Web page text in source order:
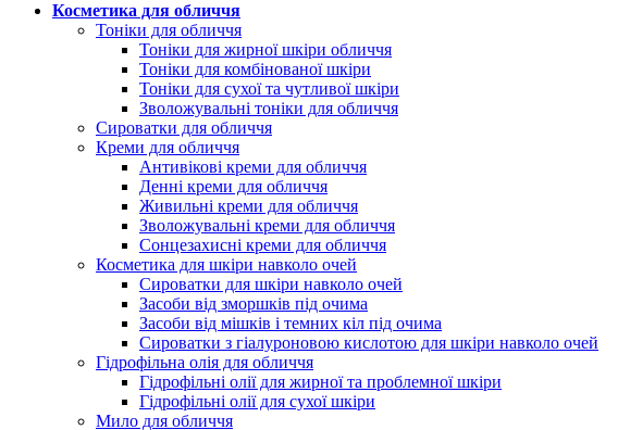
Косметика для обличчя
Тоніки для обличчя
Тоніки для жирної шкіри обличчя
Тоніки для комбінованої шкіри
Тоніки для сухої та чутливої шкіри
Зволожувальні тоніки для обличчя
Сироватки для обличчя
Креми для обличчя
Антивікові креми для обличчя
Денні креми для обличчя
Живильні креми для обличчя
Зволожувальні креми для обличчя
Сонцезахисні креми для обличчя
Косметика для шкіри навколо очей
Сироватки для шкіри навколо очей
Засоби від зморшків під очима
Засоби від мішків і темних кіл під очима
Сироватки з гіалуроновою кислотою для шкіри навколо очей
Гідрофільна олія для обличчя
Гідрофільні олії для жирної та проблемної шкіри
Гідрофільні олії для сухої шкіри
Мило для обличчя